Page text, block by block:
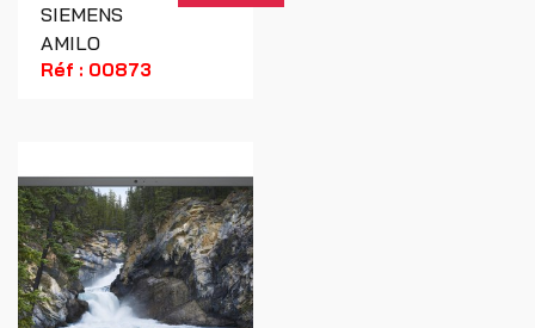
SIEMENS
AMILO
Réf : 00873